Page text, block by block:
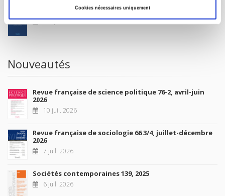
Cookies nécessaires uniquement
La France et l'Union européenne
4 sept. 2026
Nouveautés
Revue française de science politique 76-2, avril-juin
2026
10 juil. 2026
Revue française de sociologie 66 3/4, juillet-décembre
2026
7 juil. 2026
Sociétés contemporaines 139, 2025
6 juil. 2026